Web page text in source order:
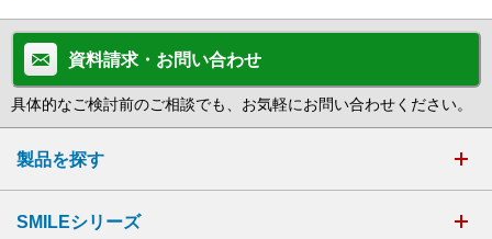
資料請求・お問い合わせ
具体的なご検討前のご相談でも、お気軽にお問い合わせください。
製品を探す
SMILEシリーズ